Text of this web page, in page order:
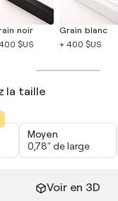
noir
$US
Grain blanc
+ 400 $US
la taille
Moyen
0,78" de large
Voir en 3D